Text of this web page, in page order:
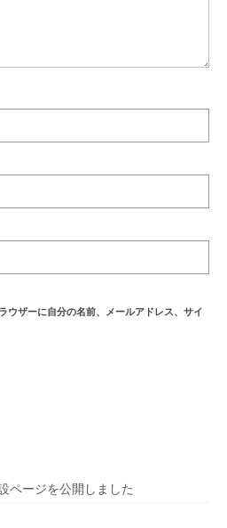
ウザーに自分の名前、メールアドレス、サイ
ページを公開しました